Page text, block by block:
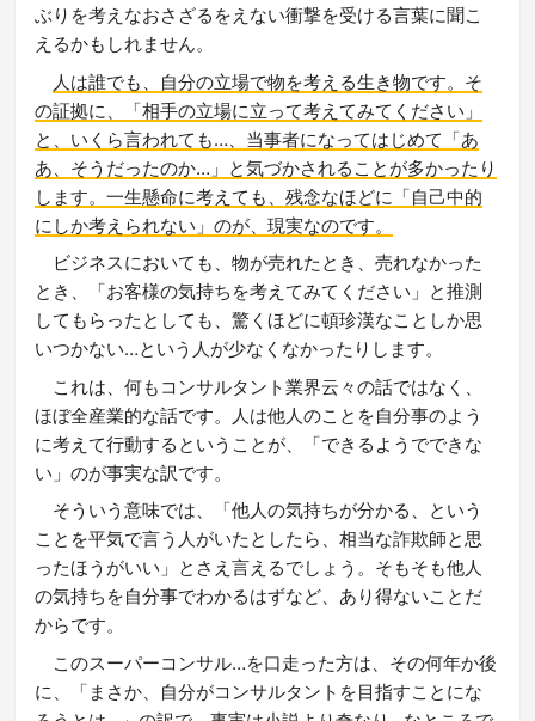
ぶりを考えなおさざるをえない衝撃を受ける言葉に聞こ
えるかもしれません。
人は誰でも、自分の立場で物を考える生き物です。そ
の証拠に、「相手の立場に立って考えてみてください」
と、いくら言われても…、当事者になってはじめて「あ
あ、そうだったのか…」と気づかされることが多かったり
します。一生懸命に考えても、残念なほどに「自己中的
にしか考えられない」のが、現実なのです。
ビジネスにおいても、物が売れたとき、売れなかった
とき、「お客様の気持ちを考えてみてください」と推測
してもらったとしても、驚くほどに頓珍漢なことしか思
いつかない…という人が少なくなかったりします。
これは、何もコンサルタント業界云々の話ではなく、
ほぼ全産業的な話です。人は他人のことを自分事のよう
に考えて行動するということが、「できるようでできな
い」のが事実な訳です。
そういう意味では、「他人の気持ちが分かる、という
ことを平気で言う人がいたとしたら、相当な詐欺師と思
ったほうがいい」とさえ言えるでしょう。そもそも他人
の気持ちを自分事でわかるはずなど、あり得ないことだ
からです。
このスーパーコンサル…を口走った方は、その何年か後
に、「まさか、自分がコンサルタントを目指すことにな